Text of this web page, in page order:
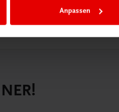
Anpassen